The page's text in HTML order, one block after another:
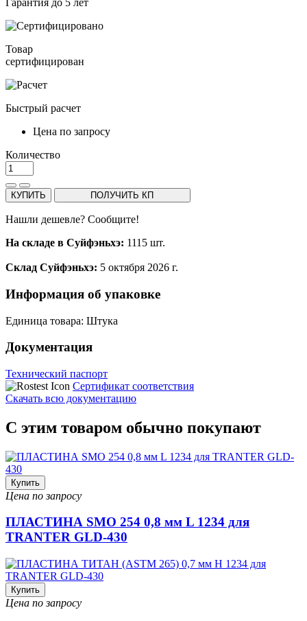
Гарантия до 5 лет
Товар
сертифицирован
Быстрый расчет
Цена по запросу
Количество
КУПИТЬ ПОЛУЧИТЬ КП
Нашли дешевле? Сообщите!
На складе в Суйфэньхэ: 1115 шт.
Склад Суйфэньхэ: 5 октября 2026 г.
Информация об упаковке
Единица товара: Штука
Документация
Технический паспорт
Сертификат соответствия
Скачать всю документацию
С этим товаром обычно покупают
Купить
Цена по запросу
ПЛАСТИНА SMO 254 0,8 мм L 1234 для
TRANTER GLD-430
Купить
Цена по запросу